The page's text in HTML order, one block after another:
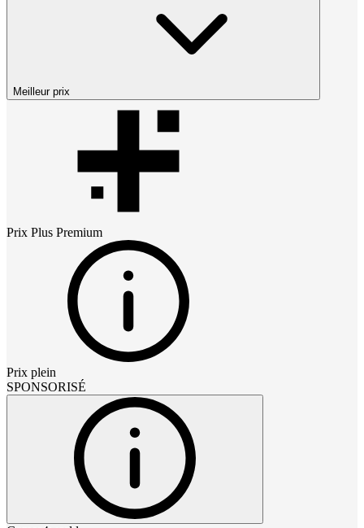
Meilleur prix
Prix Plus Premium
Prix plein
SPONSORISÉ